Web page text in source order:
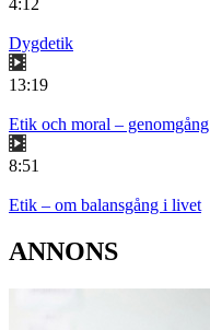
4:12
Dygdetik
13:19
Etik och moral – genomgång
8:51
Etik – om balansgång i livet
ANNONS